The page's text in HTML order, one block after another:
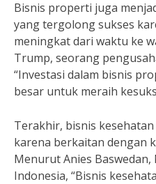
Bisnis properti juga
yang tergolong sukses
meningkat dari waktu ke
Trump, seorang
“Investasi dalam bisnis
besar untuk meraih
Terakhir, bisnis
karena berkaitan dengan
Menurut Anies
Indonesia, “Bisnis